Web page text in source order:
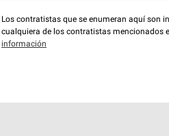
Los contratistas que se enumeran aquí son
cualquiera de los contratistas mencionados
información